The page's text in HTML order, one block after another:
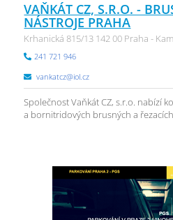
VAŇKÁT CZ, S.R.O. -
NÁSTROJE PRAHA
Krhanická 815/13 142 00 Praha -
241 721 946
vankatcz@iol.cz
Společnost Vaňkát CZ, s.r.o. nabízí
a bornitridových brusných a